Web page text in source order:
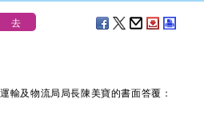
及物流局局長陳美寶的書面答覆：